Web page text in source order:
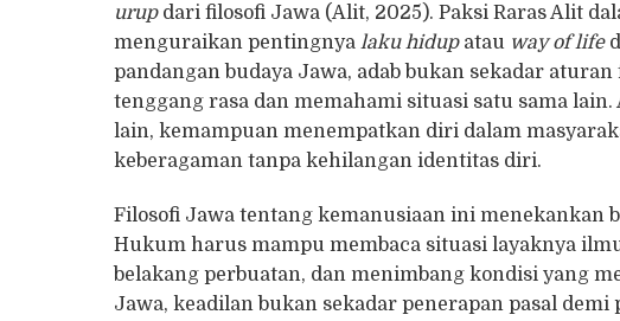
urupdari filosofi Jawa (Alit, 2025). Paksi Raras Alit
menguraikan pentingnyalaku hidupatau way of life
pandangan budaya Jawa, adab bukan sekadar
tenggang rasa dan memahami situasi satu sama
lain, kemampuan menempatkan diri dalam
keberagaman tanpa kehilangan identitas diri.
Filosofi Jawa tentang kemanusiaan ini menekankan
Hukum harus mampu membaca situasi layaknya
belakang perbuatan, dan menimbang kondisi yang
Jawa, keadilan bukan sekadar penerapan pasal